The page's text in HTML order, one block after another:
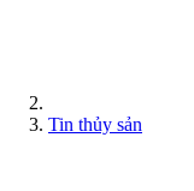
Tin thủy sản